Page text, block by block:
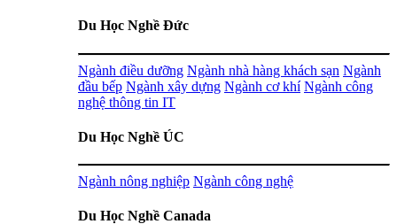
Du Học Nghề Đức
Ngành điều dưỡng Ngành nhà hàng khách sạn Ngành
đầu bếp Ngành xây dựng Ngành cơ khí Ngành công
nghệ thông tin IT
Du Học Nghề ÚC
Ngành nông nghiệp Ngành công nghệ
Du Học Nghề Canada